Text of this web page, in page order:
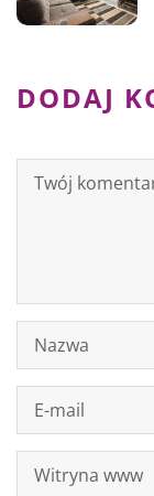
DODAJ